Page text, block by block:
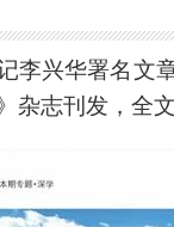
李兴华署名文
杂志刊发，全文